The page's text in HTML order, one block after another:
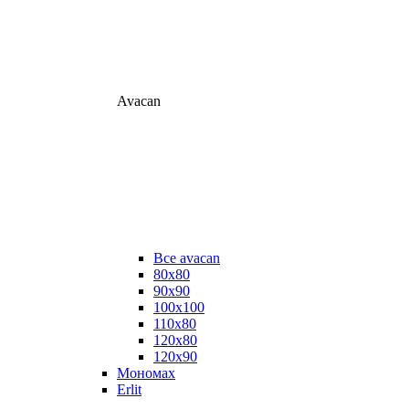
Avacan
Все avacan
80х80
90х90
100х100
110х80
120х80
120х90
Мономах
Erlit